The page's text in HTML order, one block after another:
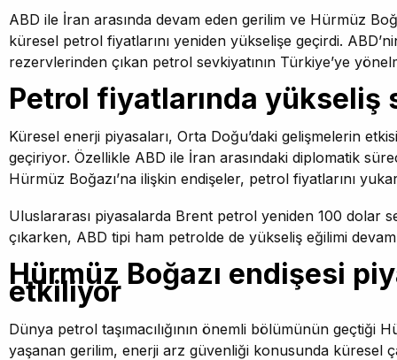
ABD ile İran arasında devam eden gerilim ve Hürmüz
küresel petrol fiyatlarını yeniden yükselişe geçirdi.
rezervlerinden çıkan petrol sevkiyatının Türkiye’ye
Petrol fiyatlarında yükseliş
Küresel enerji piyasaları, Orta Doğu’daki gelişmelerin
geçiriyor. Özellikle ABD ile İran arasındaki diplomatik
Hürmüz Boğazı’na ilişkin endişeler, petrol fiyatlarını
Uluslararası piyasalarda Brent petrol yeniden 100 dolar
çıkarken, ABD tipi ham petrolde de yükseliş eğilimi
Hürmüz Boğazı endişesi
etkiliyor
Dünya petrol taşımacılığının önemli bölümünün geçtiği
yaşanan gerilim, enerji arz güvenliği konusunda küresel